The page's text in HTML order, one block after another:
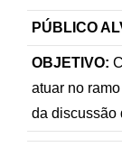
PÚBLICO
OBJETIVO:
atuar no
da discussão